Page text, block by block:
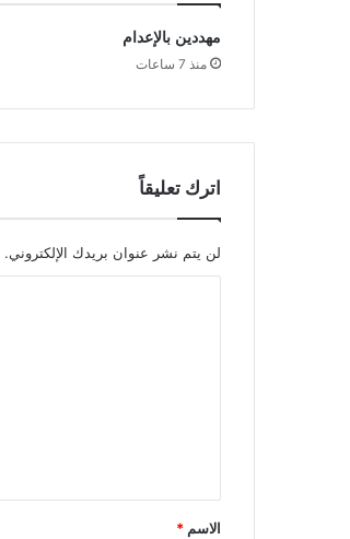
مهددين بالإعدام
منذ 7 ساعات
اترك تعليقاً
لن يتم نشر عنوان بريدك الإلكتروني.
*
الاسم *